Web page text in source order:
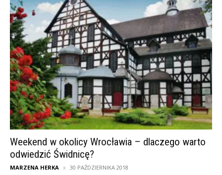
Weekend w okolicy Wrocławia – dlaczego warto
odwiedzić Świdnicę?
MARZENA HERKA 30 PAŹDZIERNIKA 2018